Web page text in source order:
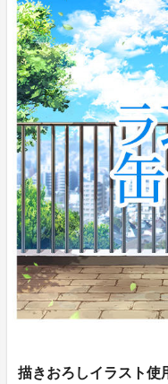
描きおろしイラスト使